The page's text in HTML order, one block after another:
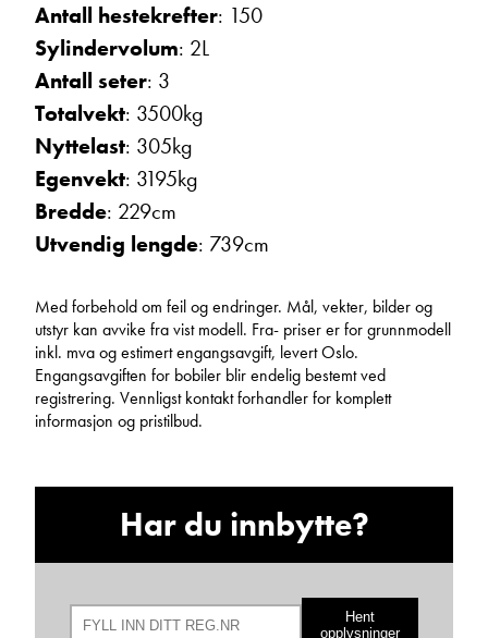
Trine Dahl
Kundemottak Verksted / Deler
Bjarne Eide
Kundemottak Verksted / Deler
Vis epost
Antall hestekrefter: 150
Sylindervolum: 2L
Antall seter: 3
Totalvekt: 3500kg
Nyttelast: 305kg
Egenvekt: 3195kg
Bredde: 229cm
Utvendig lengde: 739cm
Med forbehold om feil og endringer. Mål, vekter, bilder og
utstyr kan avvike fra vist modell. Fra- priser er for grunnmodell
inkl. mva og estimert engangsavgift, levert Oslo.
Engangsavgiften for bobiler blir endelig bestemt ved
registrering. Vennligst kontakt forhandler for komplett
informasjon og pristilbud.
Har du innbytte?
Hent
opplysninger